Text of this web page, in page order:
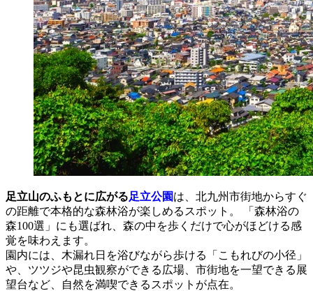
足立山のふもとに広がる足立公園は、北九州市街地からすぐ
の距離で本格的な森林浴が楽しめるスポット。 「森林浴の
森100選」にも選ばれ、森の中を歩くだけで心がほどける感
覚を味わえます。
園内には、木漏れ日を浴びながら歩ける「こもれびの小径」
や、ツツジや昆虫観察ができる広場、市街地を一望できる展
望台など、自然を満喫できるスポットが点在。